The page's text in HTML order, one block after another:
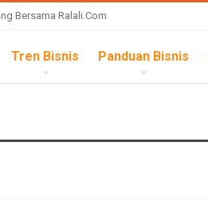
Bersama Ralali.com
Tren Bisnis Panduan Bisnis